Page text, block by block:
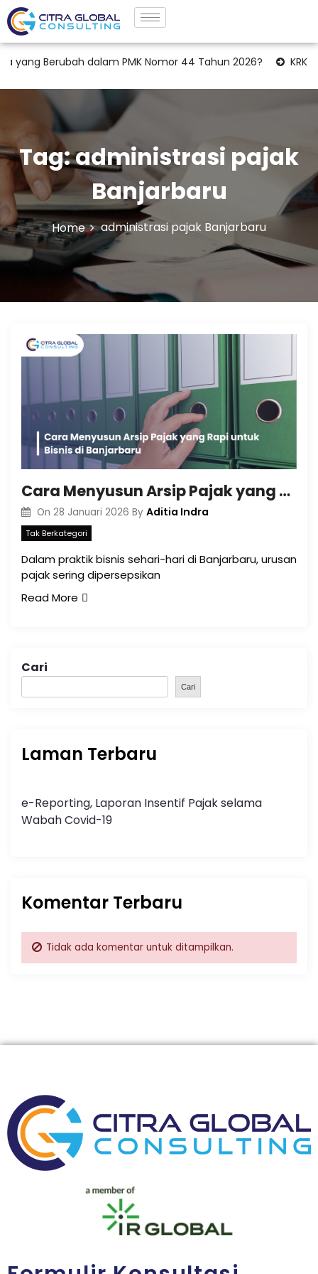
Berubah dalam PMK Nomor 44 Tahun 2026? KRK
Tag:administrasi pajak
Banjarbaru
Home administrasi pajak Banjarbaru
Cara Menyusun Arsip Pajak yang Rapi untuk Bisnis di Banjarbaru
On 28 Januari 2026 By Aditia Indra
Tak Berkategori
Dalam praktik bisnis sehari-hari di Banjarbaru, urusan
pajak sering dipersepsikan
Read More
Cari
Cari
Laman Terbaru
e-Reporting, Laporan Insentif Pajak selama
Wabah Covid-19
Komentar Terbaru
Tidak ada komentar untuk ditampilkan.